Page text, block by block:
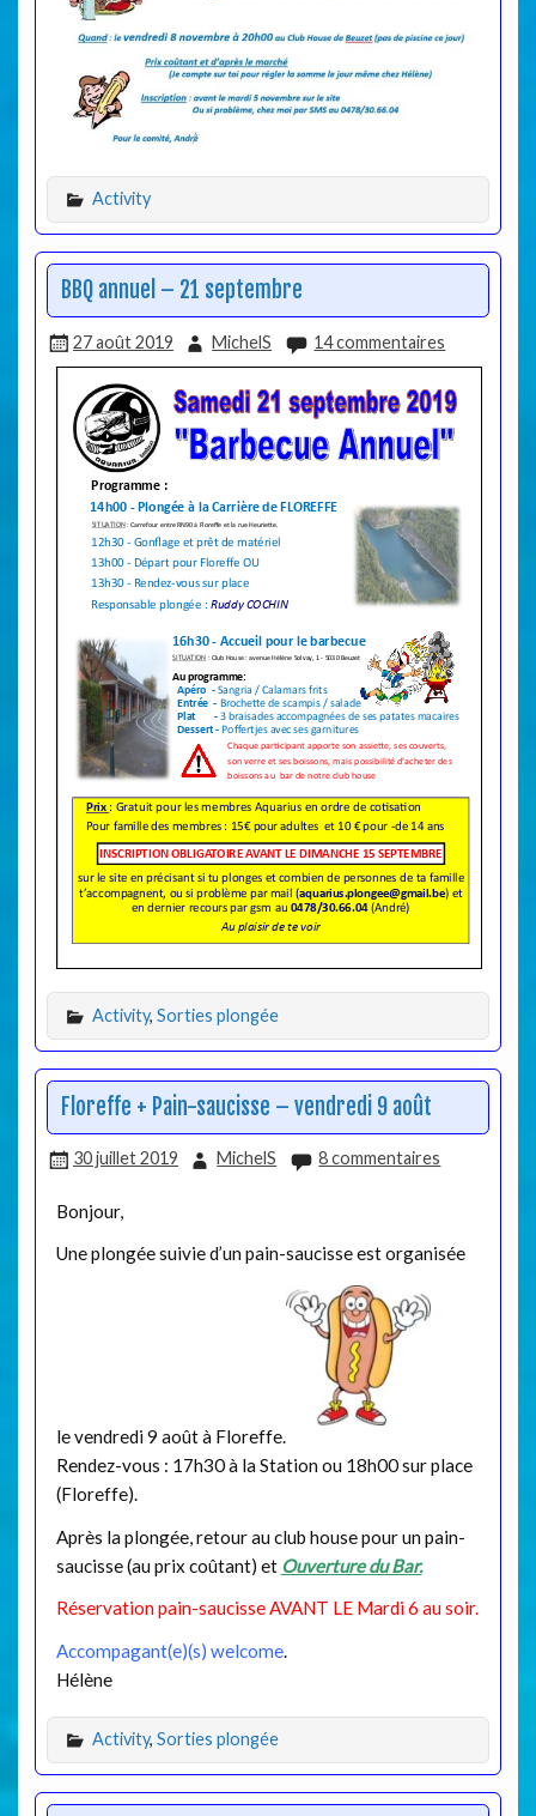
Activity
BBQ annuel – 21 septembre
27 août 2019 MichelS 14 commentaires
Activity, Sorties plongée
Floreffe + Pain-saucisse – vendredi 9 août
30 juillet 2019 MichelS 8 commentaires
Bonjour,
Une plongée suivie d’un pain-saucisse est organisée
le vendredi 9 août à Floreffe.
Rendez-vous : 17h30 à la Station ou 18h00 sur place
(Floreffe).
Après la plongée, retour au club house pour un pain-
saucisse (au prix coûtant) et Ouverture du Bar.
Réservation pain-saucisse AVANT LE Mardi 6 au soir.
Accompagant(e)(s) welcome.
Hélène
Activity, Sorties plongée